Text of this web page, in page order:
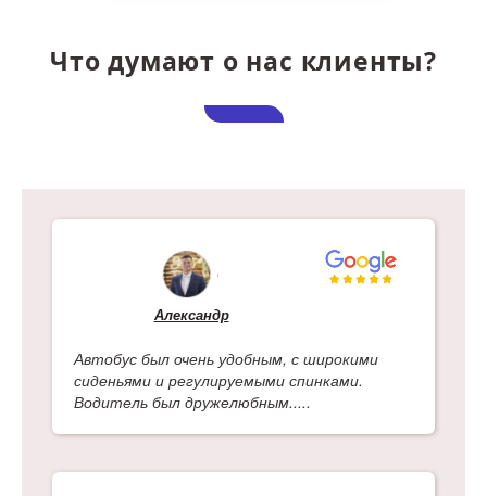
Что думают о нас клиенты?
Александр
Автобус был очень удобным, с широкими
сиденьями и регулируемыми спинками.
Водитель был дружелюбным.....